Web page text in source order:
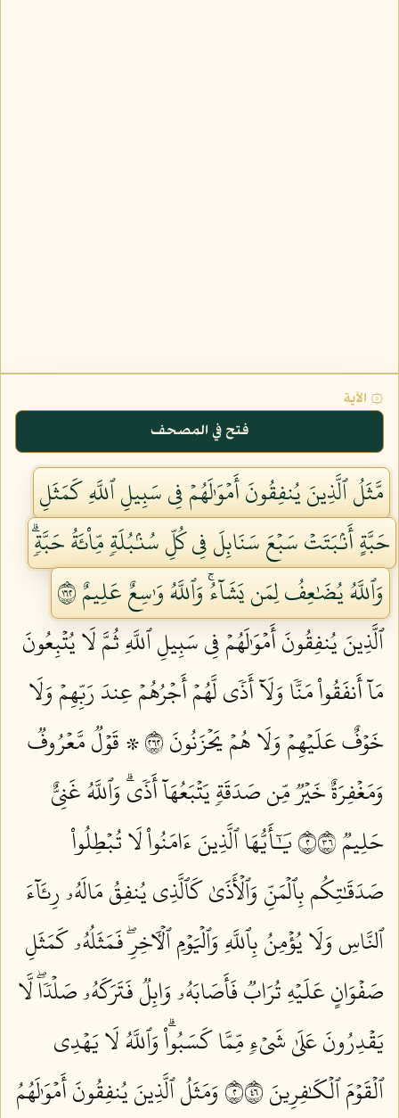
۞ الآية
فتح في المصحف
مَّثَلُ ٱلَّذِينَ يُنفِقُونَ أَمۡوَٰلَهُمۡ فِي سَبِيلِ ٱللَّهِ كَمَثَلِ
حَبَّةٍ أَنۢبَتَتۡ سَبۡعَ سَنَابِلَ فِي كُلِّ سُنۢبُلَةٖ مِّاْئَةُ حَبَّةٖۗ
وَٱللَّهُ يُضَٰعِفُ لِمَن يَشَآءُۚ وَٱللَّهُ وَٰسِعٌ عَلِيمٌ ٢٦١
ٱلَّذِينَ يُنفِقُونَ أَمۡوَٰلَهُمۡ فِي سَبِيلِ ٱللَّهِ ثُمَّ لَا يُتۡبِعُونَ
مَآ أَنفَقُواْ مَنّٗا وَلَآ أَذٗى لَّهُمۡ أَجۡرُهُمۡ عِندَ رَبِّهِمۡ وَلَا
خَوۡفٌ عَلَيۡهِمۡ وَلَا هُمۡ يَحۡزَنُونَ ٢٦٢
۞ قَوۡلٞ مَّعۡرُوفٞ
وَمَغۡفِرَةٌ خَيۡرٞ مِّن صَدَقَةٖ يَتۡبَعُهَآ أَذٗىۗ وَٱللَّهُ غَنِيٌّ
حَلِيمٞ ٢٦٣
يَٰٓأَيُّهَا ٱلَّذِينَ ءَامَنُواْ لَا تُبۡطِلُواْ
صَدَقَٰتِكُم بِٱلۡمَنِّ وَٱلۡأَذَىٰ كَٱلَّذِي يُنفِقُ مَالَهُۥ رِئَآءَ
ٱلنَّاسِ وَلَا يُؤۡمِنُ بِٱللَّهِ وَٱلۡيَوۡمِ ٱلۡأٓخِرِۖ فَمَثَلُهُۥ كَمَثَلِ
صَفۡوَانٍ عَلَيۡهِ تُرَابٞ فَأَصَابَهُۥ وَابِلٞ فَتَرَكَهُۥ صَلۡدٗاۖ لَّا
يَقۡدِرُونَ عَلَىٰ شَيۡءٖ مِّمَّا كَسَبُواْۗ وَٱللَّهُ لَا يَهۡدِي
ٱلۡقَوۡمَ ٱلۡكَٰفِرِينَ ٢٦٤
وَمَثَلُ ٱلَّذِينَ يُنفِقُونَ أَمۡوَٰلَهُمُ